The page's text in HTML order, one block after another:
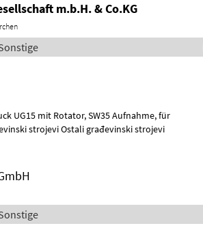
m.b.H. & Co.KG
Rotator, SW35 Aufnahme, für
Građevinski strojevi Ostali građevinski strojevi